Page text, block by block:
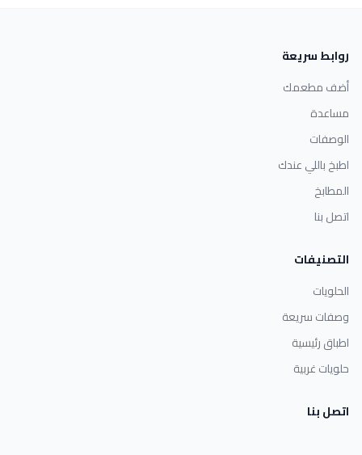
روابط سريعة
أضف مطعمك
مساعدة
الوصفات
اطبخ باللي عندك
المطابخ
اتصل بنا
التصنيفات
الحلويات
وصفات سريعة
اطباق رئيسية
حلويات غربية
اتصل بنا